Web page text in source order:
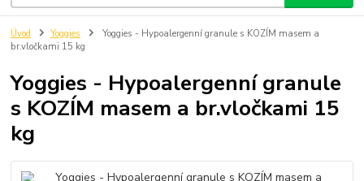
Úvod Yoggies
Yoggies - Hypoalergenní granule s KOZÍM masem a
br.vločkami 15 kg
Yoggies - Hypoalergenní granule
s KOZÍM masem a br.vločkami 15
kg